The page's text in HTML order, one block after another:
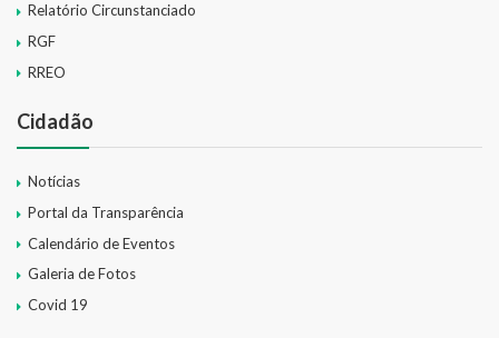
Relatório Circunstanciado
RGF
RREO
Cidadão
Notícias
Portal da Transparência
Calendário de Eventos
Galeria de Fotos
Covid 19